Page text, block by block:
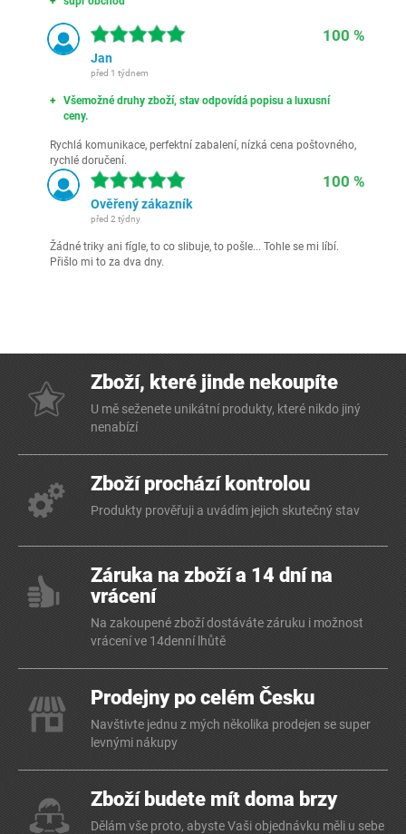
100 %
Jan
před 1 týdnem
Všemožné druhy zboží, stav odpovídá popisu a luxusní
ceny.
Rychlá komunikace, perfektní zabalení, nízká cena poštovného,
rychlé doručení.
100 %
Ověřený zákazník
před 2 týdny
Žádné triky ani fígle, to co slibuje, to pošle... Tohle se mi líbí.
Přišlo mi to za dva dny.
Zboží, které jinde nekoupíte
U mě seženete unikátní produkty, které nikdo jiný
nenabízí
Zboží prochází kontrolou
Produkty prověřuji a uvádím jejich skutečný stav
Záruka na zboží a 14 dní na
vrácení
Na zakoupené zboží dostáváte záruku i možnost
vrácení ve 14denní lhůtě
Prodejny po celém Česku
Navštivte jednu z mých několika prodejen se super
levnými nákupy
Zboží budete mít doma brzy
Dělám vše proto, abyste Vaši objednávku měli u sebe